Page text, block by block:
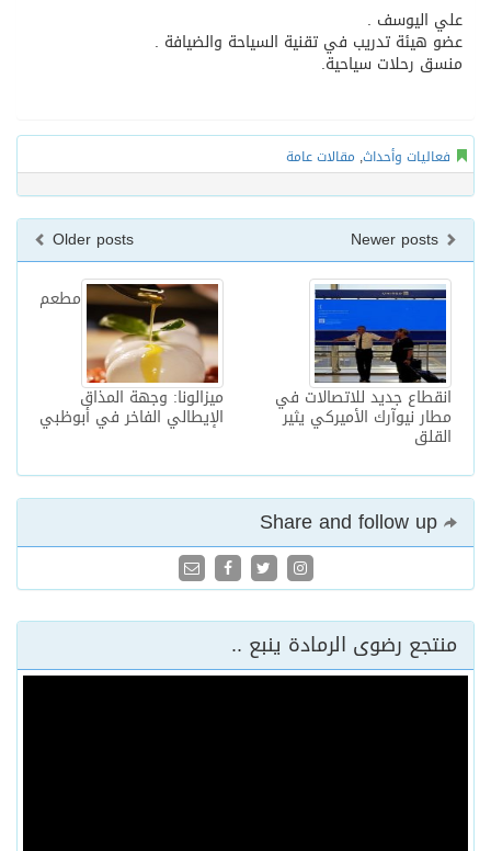
علي اليوسف .
عضو هيئة تدريب في تقنية السياحة والضيافة .
منسق رحلات سياحية.
فعاليات وأحداث, مقالات عامة
Older posts
مطعم
ميزالونا: وجهة المذاق
الإيطالي الفاخر في أبوظبي
انقطاع جديد للاتصالات في
مطار نيوآرك الأميركي يثير
القلق
منتجع رضوى الرمادة ينبع ..